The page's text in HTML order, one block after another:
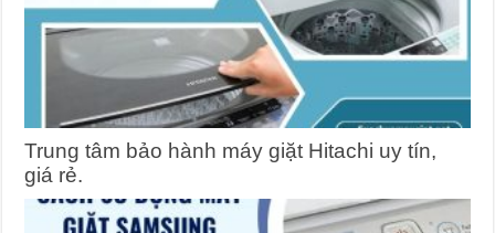
Trung tâm bảo hành máy giặt Hitachi uy tín,
giá rẻ.